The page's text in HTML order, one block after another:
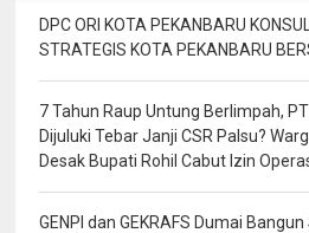
DPC ORI KOTA PEKANBARU
STRATEGIS KOTA PEKANBARU
7 Tahun Raup Untung Berlimpah,
Dijuluki Tebar Janji CSR Palsu?
Desak Bupati Rohil Cabut Izin
GENPI dan GEKRAFS Dumai